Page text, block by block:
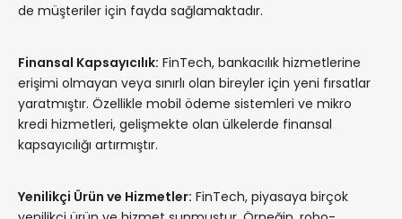
de müşteriler için fayda sağlamaktadır.
Finansal Kapsayıcılık: FinTech, bankacılık hizmetlerine
erişimi olmayan veya sınırlı olan bireyler için yeni fırsatlar
yaratmıştır. Özellikle mobil ödeme sistemleri ve mikro
kredi hizmetleri, gelişmekte olan ülkelerde finansal
kapsayıcılığı artırmıştır.
Yenilikçi Ürün ve Hizmetler: FinTech, piyasaya birçok